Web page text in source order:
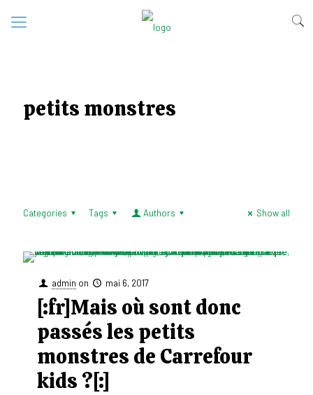
petits monstres
Categories Tags Authors Show all
admin on mai 6, 2017
[:fr]Mais où sont donc
passés les petits
monstres de Carrefour
kids ?[:]